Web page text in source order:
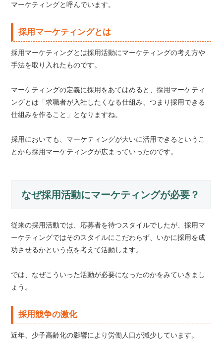
マーケティングと呼んでいます。
採用マーケティングとは
採用マーケティングとは採用活動にマーケティングの考え方や
手法を取り入れたものです。
マーケティングの定義に採用をあてはめると、採用マーケティ
ングとは「求職者が入社したくなる仕組み、つまり採用できる
仕組みを作ること」となりますね。
採用においても、マーケティングが大いに活用できるというこ
とから採用マーケティングが広まっていったのです。
なぜ採用活動にマーケティングが必要？
従来の採用活動では、応募者を待つスタイルでしたが、採用マ
ーケティングではそのスタイルにこだわらず、いかに採用を成
功させるかという点を考えて活動します。
では、なぜこういった活動が必要になったのかをみていきまし
ょう。
採用競争の激化
近年、少子高齢化の影響により労働人口が減少しています。